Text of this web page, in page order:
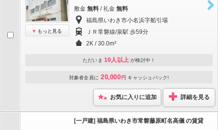
もっと見る
敷金 無料 / 礼金 無料
福島県いわき市小名浜字船引場
ＪＲ常磐線/泉駅 歩59分
2K / 30.0m²
ただいま 10人以上 が検討中！
対象者全員に 20,000 円 キャッシュバック!
お気に入りに追加 詳細を見る
[一戸建] 福島県いわき市常磐藤原町名高儀 の賃貸